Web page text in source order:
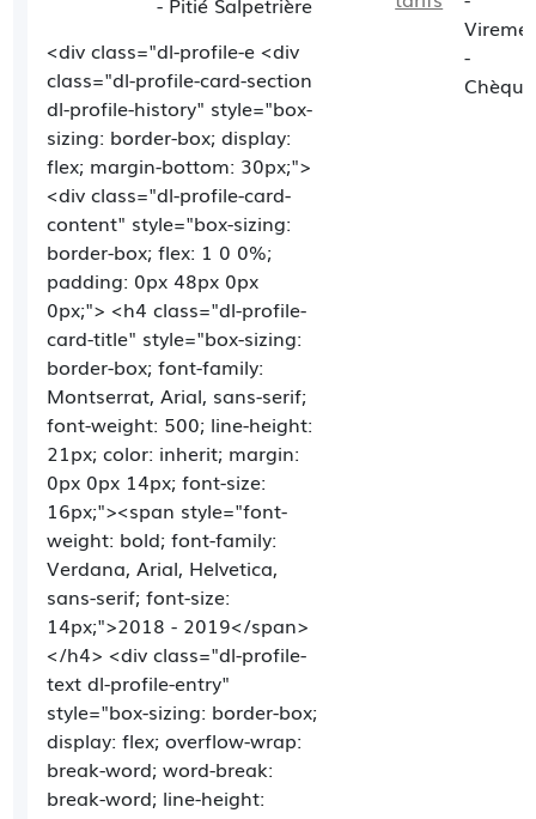
<div class="dl-profile-e <div
class="dl-profile-card-section
dl-profile-history" style="box-
sizing: border-box; display:
flex; margin-bottom: 30px;">
<div class="dl-profile-card-
content" style="box-sizing:
border-box; flex: 1 0 0%;
padding: 0px 48px 0px
0px;"> <h4 class="dl-profile-
card-title" style="box-sizing:
border-box; font-family:
Montserrat, Arial, sans-serif;
font-weight: 500; line-height:
21px; color: inherit; margin:
0px 0px 14px; font-size:
16px;"><span style="font-
weight: bold; font-family:
Verdana, Arial, Helvetica,
sans-serif; font-size:
14px;">2018 - 2019</span>
</h4> <div class="dl-profile-
text dl-profile-entry"
style="box-sizing: border-box;
display: flex; overflow-wrap:
break-word; word-break:
break-word; line-height:
-